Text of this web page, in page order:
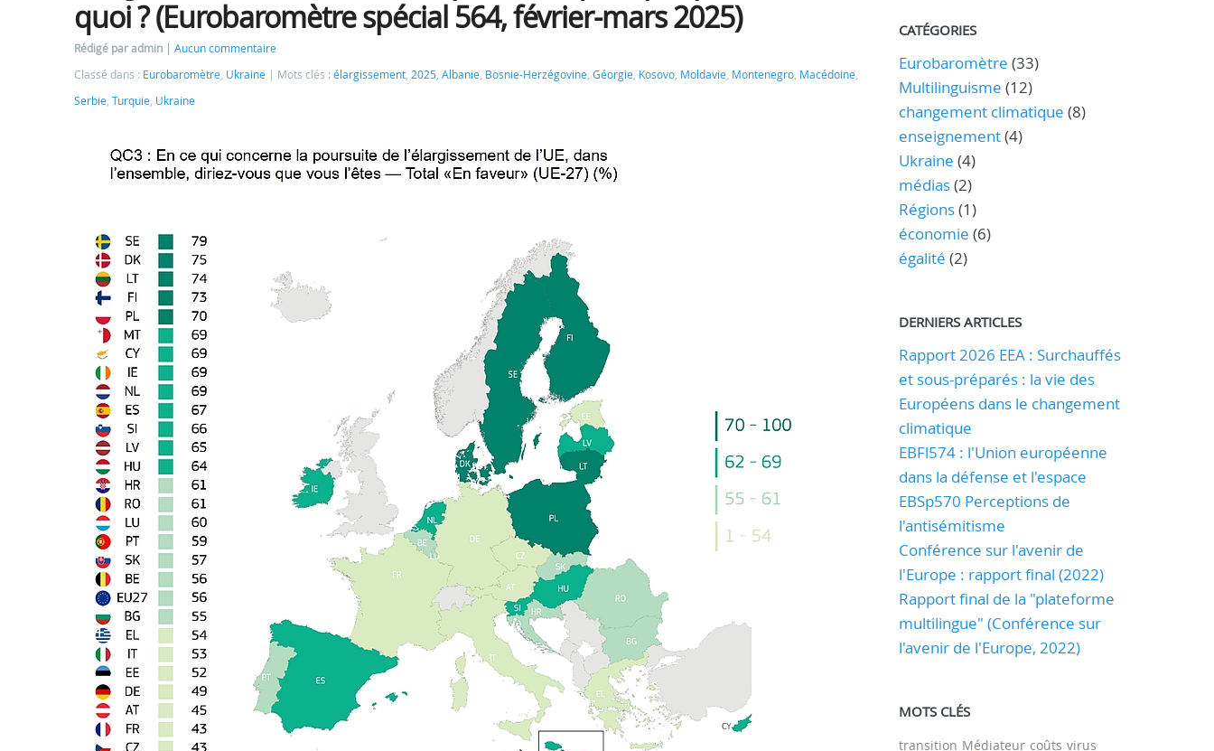
quoi ? (Eurobaromètre spécial 564, février-mars 2025)
Rédigé par admin
Aucun commentaire
Classé dans : Eurobaromètre, Ukraine Mots clés : élargissement, 2025, Albanie, Bosnie-Herzégovine, Géorgie, Kosovo, Moldavie, Montenegro, Macédoine,
Serbie, Turquie, Ukraine
CATÉGORIES
Eurobaromètre (33)
Multilinguisme (12)
changement climatique (8)
enseignement(4)
Ukraine (4)
médias(2)
Régions(1)
économie (6)
égalité (2)
DERNIERS ARTICLES
Rapport 2026 EEA : Surchauffés
et sous-préparés : la vie des
Européens dans le changement
climatique
EBFl574 : l'Union européenne
dans la défense et l'espace
EBSp570 Perceptions de
l'antisémitisme
Conférence sur l'avenir de
l'Europe : rapport final (2022)
Rapport final de la "plateforme
multilingue" (Conférence sur
l'avenir de l'Europe, 2022)
MOTS CLÉS
transition Médiateur coûts virus